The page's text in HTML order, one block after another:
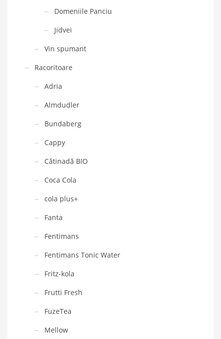
Domeniile Panciu
Jidvei
Vin spumant
Racoritoare
Adria
Almdudler
Bundaberg
Cappy
Cătinadă BIO
Coca Cola
cola plus+
Fanta
Fentimans
Fentimans Tonic Water
Fritz-kola
Frutti Fresh
FuzeTea
Mellow